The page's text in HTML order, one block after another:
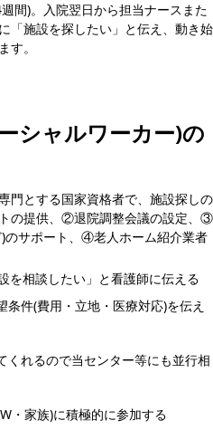
間)。入院翌日から担当ナースまた
「施設を探したい」と伝え、動き始
す。
シャルワーカー)の
門とする国家資格者で、施設探しの
の提供、②退院調整会議の設定、③
のサポート、④老人ホーム紹介業者
を相談したい」と看護師に伝える
件(費用・立地・医療対応)を伝え
くれるので当センター等にも並行相
・家族)に積極的に参加する